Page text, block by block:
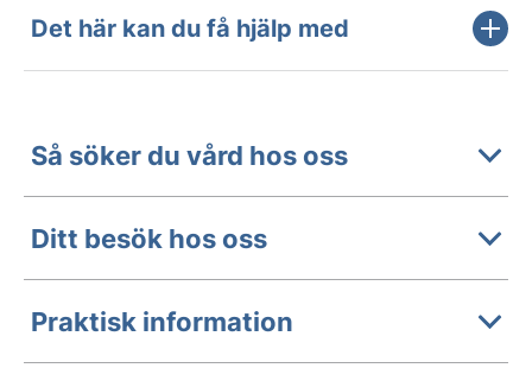
Det här kan du få hjälp med
Så söker du vård hos oss
Ditt besök hos oss
Praktisk information